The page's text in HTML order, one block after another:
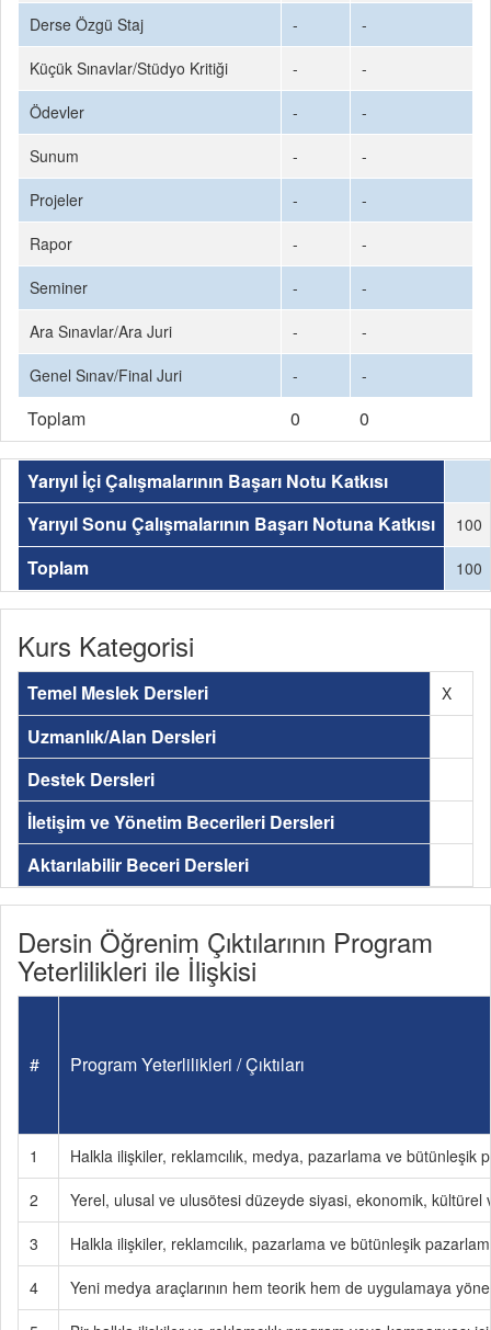
Derse Özgü Staj
-
-
Küçük Sınavlar/Stüdyo Kritiği
-
-
Ödevler
-
-
Sunum
-
-
Projeler
-
-
Rapor
-
-
Seminer
-
-
Ara Sınavlar/Ara Juri
-
-
Genel Sınav/Final Juri
- -
Toplam 0 0
Yarıyıl İçi Çalışmalarının Başarı Notu Katkısı
Yarıyıl Sonu Çalışmalarının Başarı Notuna Katkısı
100
Toplam 100
Kurs Kategorisi
Temel Meslek Dersleri X
Uzmanlık/Alan Dersleri
Destek Dersleri
İletişim ve Yönetim Becerileri Dersleri
Aktarılabilir Beceri Dersleri
Dersin Öğrenim Çıktılarının Program
Yeterlilikleri ile İlişkisi
# Program Yeterlilikleri / Çıktıları
1
Halkla ilişkiler, reklamcılık, medya, pazarlama ve
2
Yerel, ulusal ve ulusötesi düzeyde siyasi, ekonomik,
3
Halkla ilişkiler, reklamcılık, pazarlama ve bütünleşik
4
Yeni medya araçlarının hem teorik hem de uygulamaya